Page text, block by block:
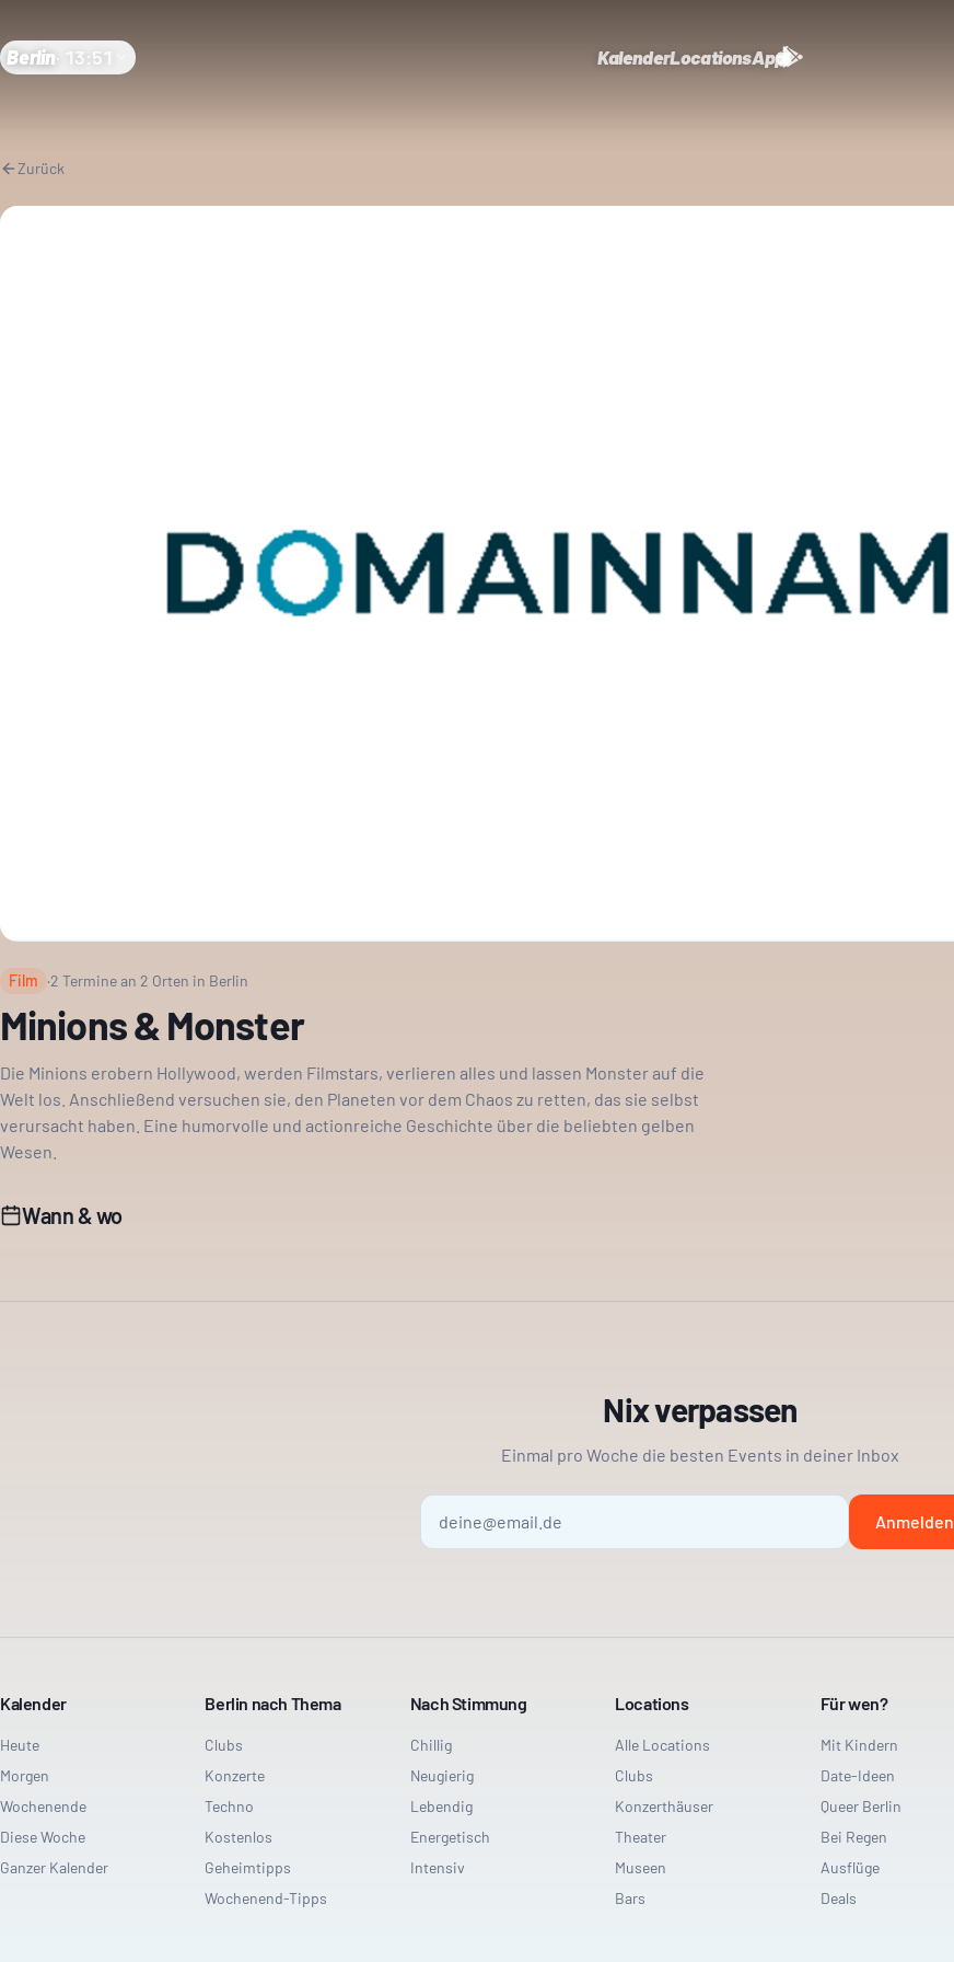
Berlin· 13:51 KalenderLocationsApp
Zurück
Film ·2 Termine an 2 Orten in Berlin
Minions & Monster
Die Minions erobern Hollywood, werden Filmstars, verlieren alles und lassen Monster auf die
Welt los. Anschließend versuchen sie, den Planeten vor dem Chaos zu retten, das sie selbst
verursacht haben. Eine humorvolle und actionreiche Geschichte über die beliebten gelben
Wesen.
Wann & wo
Nix verpassen
Einmal pro Woche die besten Events in deiner Inbox
Anmelden
Kalender
Heute
Morgen
Wochenende
Diese Woche
Ganzer Kalender
Berlin nach Thema
Clubs
Konzerte
Techno
Kostenlos
Geheimtipps
Wochenend-Tipps
Nach Stimmung
Chillig
Neugierig
Lebendig
Energetisch
Intensiv
Locations
Alle Locations
Clubs
Konzerthäuser
Theater
Museen
Bars
Für wen?
Mit Kindern
Date-Ideen
Queer Berlin
Bei Regen
Ausflüge
Deals